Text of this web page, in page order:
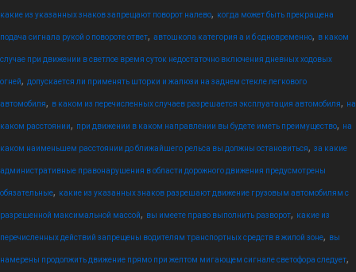
какие из указанных знаков запрещают поворот налево, когда может быть прекращена
подача сигнала рукой о повороте ответ, автошкола категория а и б одновременно, в каком
случае при движении в светлое время суток недостаточно включения дневных ходовых
огней, допускается ли применять шторки и жалюзи на заднем стекле легкового
автомобиля, в каком из перечисленных случаев разрешается эксплуатация автомобиля, на
каком расстоянии, при движении в каком направлении вы будете иметь преимущество, на
каком наименьшем расстоянии до ближайшего рельса вы должны остановиться, за какие
административные правонарушения в области дорожного движения предусмотрены
обязательные, какие из указанных знаков разрешают движение грузовым автомобилям с
разрешенной максимальной массой, вы имеете право выполнить разворот, какие из
перечисленных действий запрещены водителям транспортных средств в жилой зоне, вы
намерены продолжить движение прямо при желтом мигающем сигнале светофора следует,